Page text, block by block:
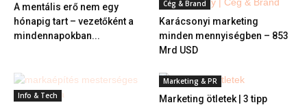
A mentális erő nem egy
hónapig tart – vezetőként a
mindennapokban...
Cég & Brand
Karácsonyi marketing
minden mennyiségben – 853
Mrd USD
Info & Tech
Marketing & PR
Marketing ötletek | 3 tipp